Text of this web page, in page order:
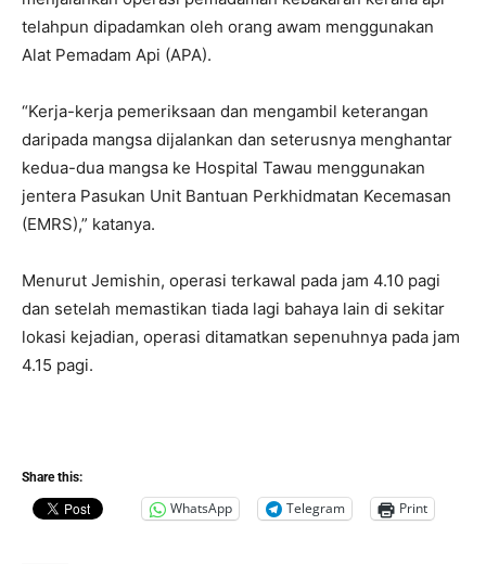
telahpun dipadamkan oleh orang awam menggunakan
Alat Pemadam Api (APA).
“Kerja-kerja pemeriksaan dan mengambil keterangan
daripada mangsa dijalankan dan seterusnya menghantar
kedua-dua mangsa ke Hospital Tawau menggunakan
jentera Pasukan Unit Bantuan Perkhidmatan Kecemasan
(EMRS),” katanya.
Menurut Jemishin, operasi terkawal pada jam 4.10 pagi
dan setelah memastikan tiada lagi bahaya lain di sekitar
lokasi kejadian, operasi ditamatkan sepenuhnya pada jam
4.15 pagi.
Share this:
WhatsApp Telegram Print